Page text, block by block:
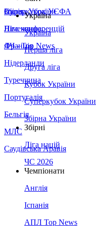
Збірна України
Італія
Німеччина
Франція
Нідерланди
Туреччина
Португалія
Бельгія
МЛС
Саудівська Аравія
Суперкубок УЄФА
Ліга конференцій
ЛЧ - Top News
Україна
Україна
Перша ліга
Друга ліга
Кубок України
Суперкубок України
Збірна України
Збірні
Ліга націй
ЧС 2026
Чемпіонати
Англія
Іспанія
АПЛ Top News